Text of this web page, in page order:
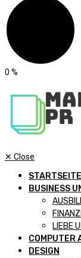
0 %
✕ Close
STARTSEITE
BUSINESS
LIEBE
COMPUTER
DESIGN